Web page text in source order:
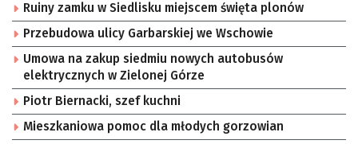
Ruiny zamku w Siedlisku miejscem święta plonów
Przebudowa ulicy Garbarskiej we Wschowie
Umowa na zakup siedmiu nowych autobusów
elektrycznych w Zielonej Górze
Piotr Biernacki, szef kuchni
Mieszkaniowa pomoc dla młodych gorzowian